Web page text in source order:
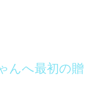
んへ最初の贈